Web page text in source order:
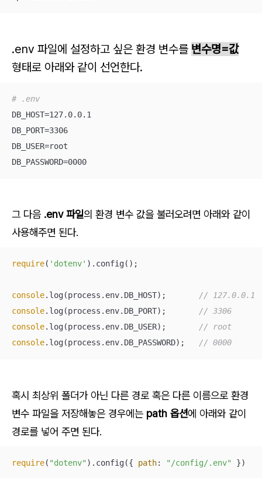
.env 파일에 설정하고 싶은 환경 변수를 변수명=값
형태로 아래와 같이 선언한다.
# .env
DB_HOST=127.0.0.1
DB_PORT=3306
DB_USER=root
DB_PASSWORD=0000
그 다음 .env 파일의 환경 변수 값을 불러오려면 아래와 같이
사용해주면 된다.
require( 'dotenv' ).config();
console
// 127.0.0.1
console
// 3306
console
// root
console
// 0000
혹시 최상위 폴더가 아닌 다른 경로 혹은 다른 이름으로 환경
변수 파일을 저장해놓은 경우에는 path 옵션에 아래와 같이
경로를 넣어 주면 된다.
require( "dotenv" ).config({ path: "/config/.env" })